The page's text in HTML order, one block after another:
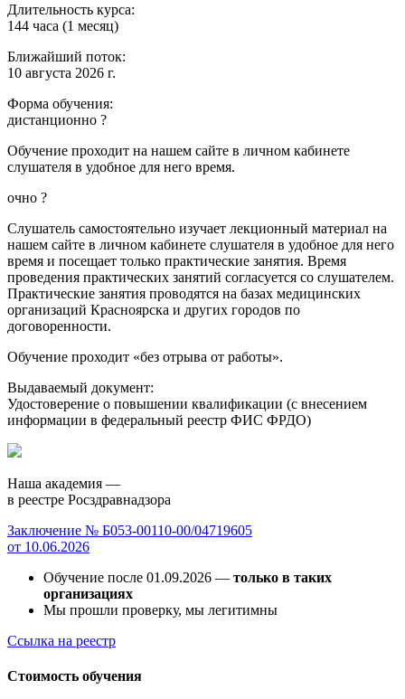
Длительность курса:
144 часа (1 месяц)
Ближайший поток:
10 августа 2026 г.
Форма обучения:
дистанционно ?
Обучение проходит на нашем сайте в личном кабинете
слушателя в удобное для него время.
очно ?
Слушатель самостоятельно изучает лекционный материал на
нашем сайте в личном кабинете слушателя в удобное для него
время и посещает только практические занятия. Время
проведения практических занятий согласуется со слушателем.
Практические занятия проводятся на базах медицинских
организаций Красноярска и других городов по
договоренности.
Обучение проходит «без отрыва от работы».
Выдаваемый документ:
Удостоверение о повышении квалификации (с внесением
информации в федеральный реестр ФИС ФРДО)
Наша академия —
в реестре Росздравнадзора
Заключение № Б053-00110-00/04719605
от 10.06.2026
Обучение после 01.09.2026 — только в таких
организациях
Мы прошли проверку, мы легитимны
Ссылка на реестр
Стоимость обучения